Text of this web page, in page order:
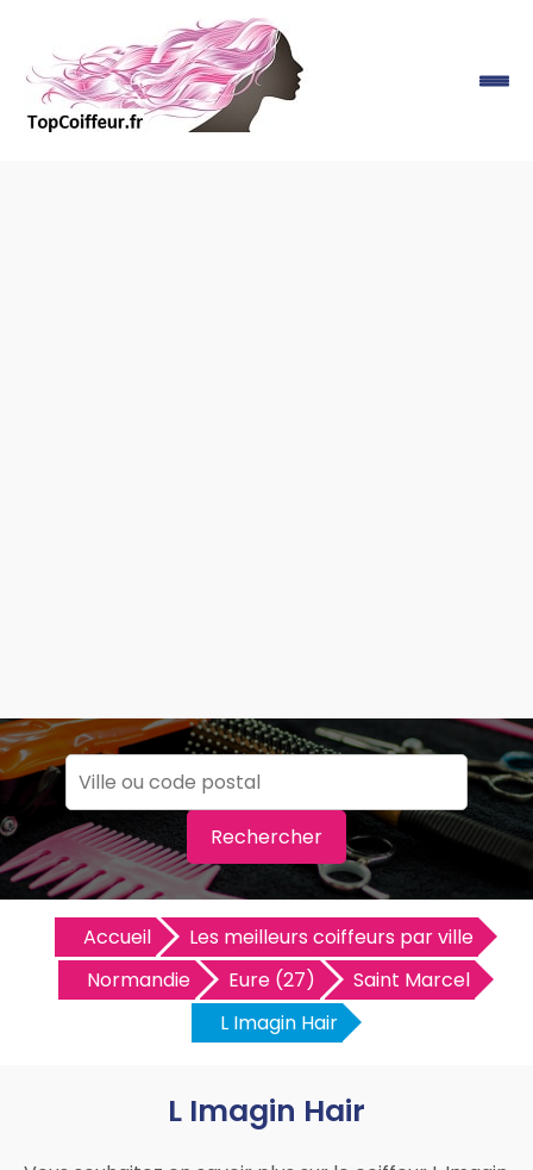
Rechercher
Accueil
Les meilleurs coiffeurs par ville
Normandie
Eure (27)
Saint Marcel
L Imagin Hair
L Imagin Hair